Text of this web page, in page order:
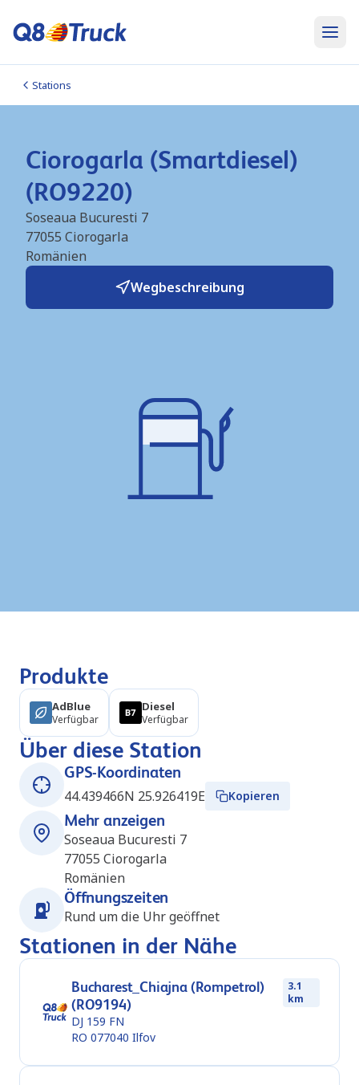
Stations
Ciorogarla (Smartdiesel)
(RO9220)
Soseaua Bucuresti 7
77055 Ciorogarla
Romänien
Wegbeschreibung
Produkte
AdBlue
Verfügbar
Diesel
Verfügbar
Über diese Station
GPS-Koordinaten
44.439466N 25.926419E
Kopieren
Mehr anzeigen
Soseaua Bucuresti 7
77055 Ciorogarla
Romänien
Öffnungszeiten
Rund um die Uhr geöffnet
Stationen in der Nähe
Bucharest_Chiajna (Rompetrol)
(RO9194)
3.1
km
DJ 159 FN
RO 077040 Ilfov